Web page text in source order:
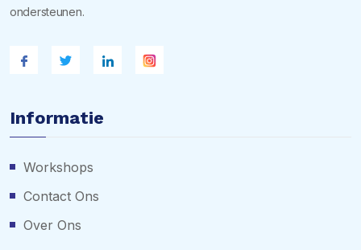
ondersteunen.
Informatie
Workshops
Contact Ons
Over Ons